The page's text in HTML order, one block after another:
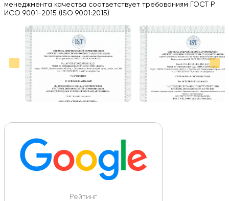
Вся работа выполнена в срок. Всем рекомендую
Больше отзывов на Google Maps
менеджмента качества соответствует требованиям ГОСТ Р
ИСО 9001-2015 (ISO 9001:2015)
Рейтинг